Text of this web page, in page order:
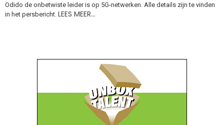
Odido de onbetwiste leider is op 5G-netwerken. Alle details zijn te vinden
in het persbericht. LEES MEER…